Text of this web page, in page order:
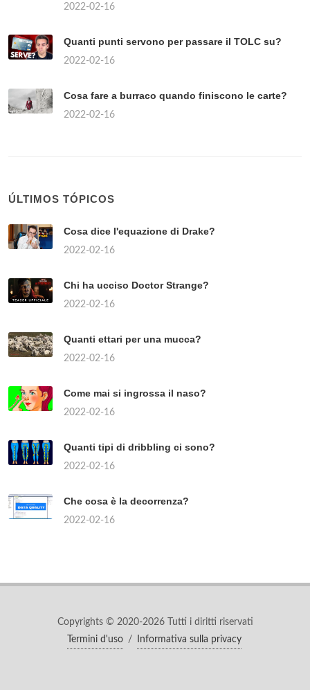
2022-02-16
Quanti punti servono per passare il TOLC su?
2022-02-16
Cosa fare a burraco quando finiscono le carte?
2022-02-16
ÚLTIMOS TÓPICOS
Cosa dice l'equazione di Drake?
2022-02-16
Chi ha ucciso Doctor Strange?
2022-02-16
Quanti ettari per una mucca?
2022-02-16
Come mai si ingrossa il naso?
2022-02-16
Quanti tipi di dribbling ci sono?
2022-02-16
Che cosa è la decorrenza?
2022-02-16
Copyrights © 2020-2026 Tutti i diritti riservati
Termini d'uso
/ Informativa sulla privacy